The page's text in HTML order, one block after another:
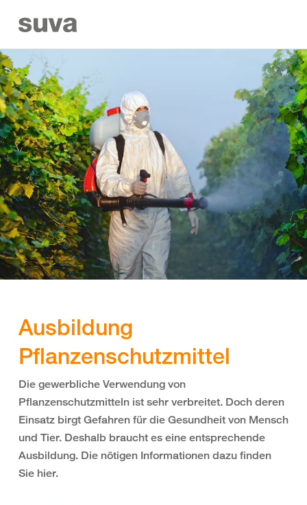
Ausbildung
Pflanzenschutzmittel
Die gewerbliche Verwendung von
Pflanzenschutzmitteln ist sehr verbreitet. Doch deren
Einsatz birgt Gefahren für die Gesundheit von Mensch
und Tier. Deshalb braucht es eine entsprechende
Ausbildung. Die nötigen Informationen dazu finden
Sie hier.